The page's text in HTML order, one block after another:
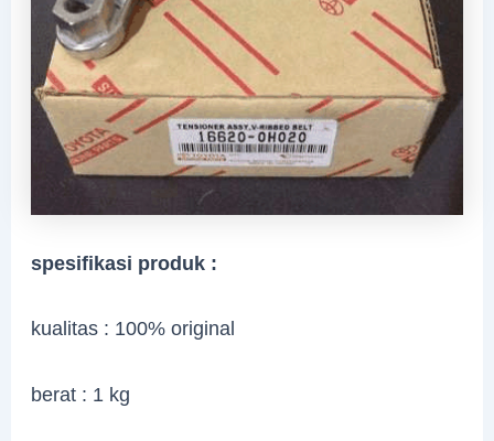
spesifikasi produk :
kualitas : 100% original
berat : 1 kg